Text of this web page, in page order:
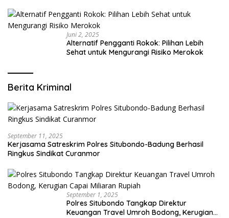
Juni 2, 2025
Alternatif Pengganti Rokok: Pilihan Lebih
Sehat untuk Mengurangi Risiko Merokok
Berita Kriminal
September 11, 2025
Kerjasama Satreskrim Polres Situbondo-Badung Berhasil
Ringkus Sindikat Curanmor
September 1, 2025
Polres Situbondo Tangkap Direktur
Keuangan Travel Umroh Bodong, Kerugian